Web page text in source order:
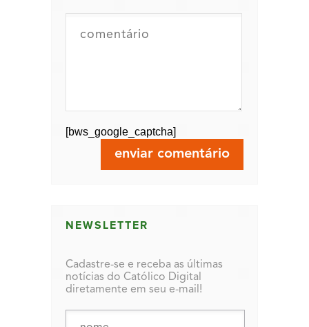
[bws_google_captcha]
NEWSLETTER
Cadastre-se e receba as últimas
notícias do Católico Digital
diretamente em seu e-mail!